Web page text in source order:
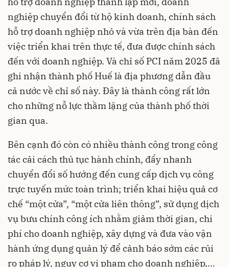
nghiệp chuyển đổi từ hộ kinh doanh, chính sách
hỗ trợ doanh nghiệp nhỏ và vừa trên địa bàn đến
việc triển khai trên thực tế, đưa được chính sách
đến với doanh nghiệp. Và chỉ số PCI năm 2025 đã
ghi nhận thành phố Huế là địa phương dẫn đầu
cả nước về chỉ số này. Đây là thành công rất lớn
cho những nỗ lực thầm lặng của thành phố thời
gian qua.
Bên cạnh đó còn có nhiều thành công trong công
tác cải cách thủ tục hành chính, đẩy nhanh
chuyển đổi số hướng đến cung cấp dịch vụ công
trực tuyến mức toàn trình; triển khai hiệu quả cơ
chế “một cửa”, “một cửa liên thông”, sử dụng dịch
vụ bưu chính công ích nhằm giảm thời gian, chi
phí cho doanh nghiệp, xây dựng và đưa vào vận
hành ứng dụng quản lý để cảnh báo sớm các rủi
ro pháp lý, nguy cơ vi phạm cho doanh nghiệp,…